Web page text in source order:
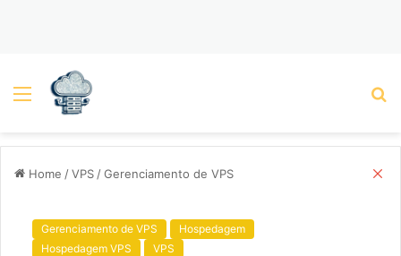
Menu
Home /VPS /Gerenciamento de VPS
Gerenciamento de VPS
Hospedagem
Hospedagem VPS
VPS